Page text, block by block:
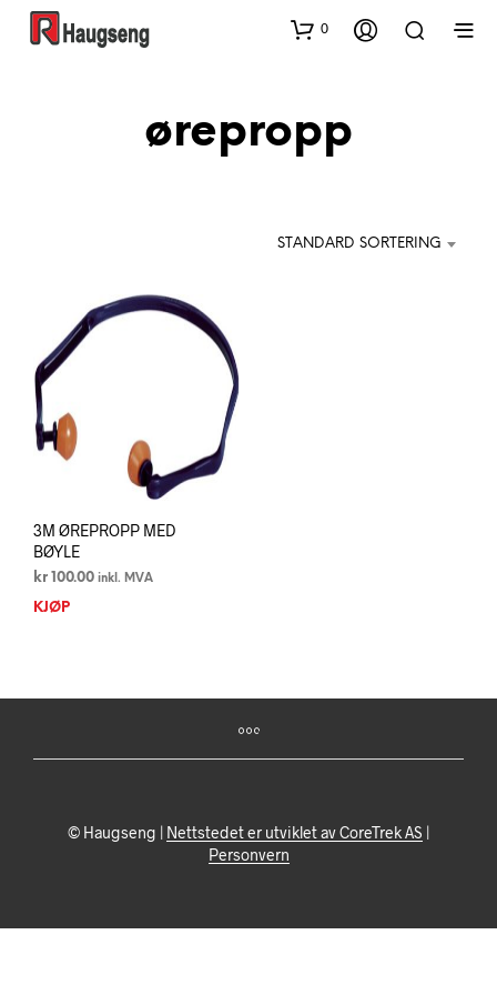
0
ørepropp
STANDARD SORTERING
3M ØREPROPP MED
BØYLE
kr 100.00 inkl. MVA
KJØP
© Haugseng | Nettstedet er utviklet av CoreTrek AS |
Personvern